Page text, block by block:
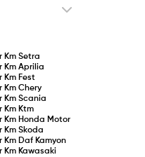
Km Setra
Km Aprilia
Km Fest
Km Chery
Km Scania
Km Ktm
Km Honda Motor
Km Skoda
Km Daf Kamyon
Km Kawasaki